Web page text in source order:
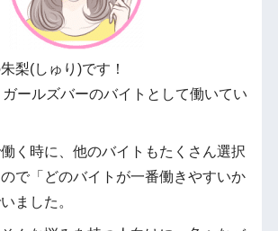
梨(しゅり)です！
ールズバーのバイトとして働いてい
く時に、他のバイトもたくさん選択
で「どのバイトが一番働きやすいか
ました。